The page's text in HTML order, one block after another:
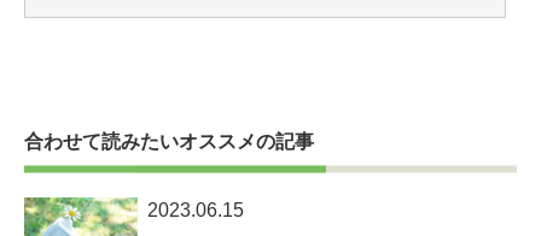
合わせて読みたいオススメの記事
2023.06.15